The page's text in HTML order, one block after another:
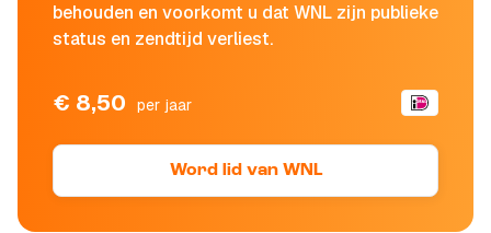
behouden en voorkomt u dat WNL zijn publieke
status en zendtijd verliest.
€ 8,50 per jaar
Word lid van WNL